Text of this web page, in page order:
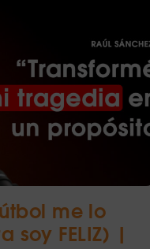
me lo
soy FELIZ) |